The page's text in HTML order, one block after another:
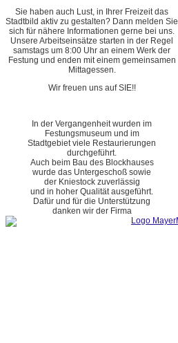
Sie haben auch Lust, in Ihrer Freizeit das
Stadtbild aktiv zu gestalten? Dann melden Sie
sich für nähere Informationen gerne bei uns.
Unsere Arbeitseinsätze starten in der Regel
samstags um 8:00 Uhr an einem Werk der
Festung und enden mit einem gemeinsamen
Mittagessen.
Wir freuen uns auf SIE!!
In der Vergangenheit wurden im
Festungsmuseum und im
Stadtgebiet viele Restaurierungen
durchgeführt.
Auch beim Bau des Blockhauses
wurde das Untergeschoß sowie
der Kniestock zuverlässig
und in hoher Qualität ausgeführt.
Dafür und für die Unterstützung
danken wir der Firma